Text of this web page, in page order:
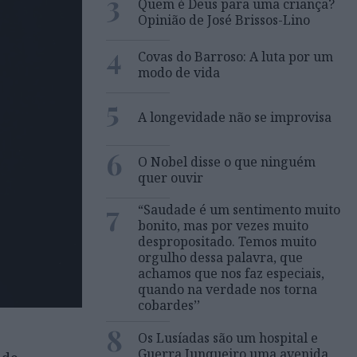
Quem é Deus para uma criança?
Opinião de José Brissos-Lino
4
Covas do Barroso: A luta por um
modo de vida
5 A longevidade não se improvisa
6
O Nobel disse o que ninguém
quer ouvir
7
“Saudade é um sentimento muito
bonito, mas por vezes muito
despropositado. Temos muito
orgulho dessa palavra, que
achamos que nos faz especiais,
quando na verdade nos torna
cobardes’’
8
Os Lusíadas são um hospital e
Guerra Junqueiro uma avenida